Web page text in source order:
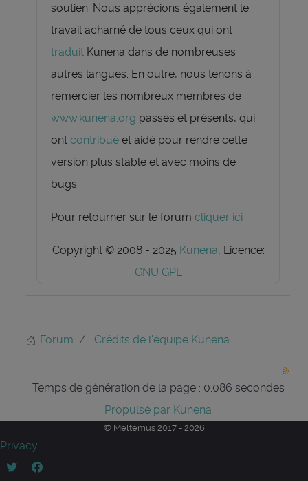
soutien. Nous apprécions également le
travail acharné de tous ceux qui ont
traduit Kunena dans de nombreuses
autres langues. En outre, nous tenons à
remercier les nombreux membres de
www.kunena.org passés et présents, qui
ont contribué et aidé pour rendre cette
version plus stable et avec moins de
bugs.
Pour retourner sur le forum cliquer ici
Copyright © 2008 - 2025 Kunena, Licence:
GNU GPL
Forum Crédits de l'équipe Kunena
Temps de génération de la page : 0.086 secondes
Propulsé par Kunena
© Meltemus 2017 - 2026
Privacy